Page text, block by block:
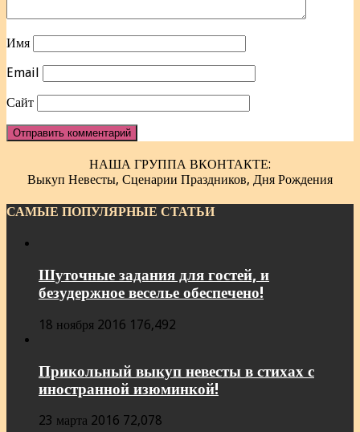
Имя
Email
Сайт
НАША ГРУППА ВКОНТАКТЕ:
Выкуп Невесты, Сценарии Праздников, Дня Рождения
САМЫЕ ПОПУЛЯРНЫЕ СТАТЬИ
Шуточные задания для гостей, и
безудержное веселье обеспечено!
18 ноября 2016 176,492
Прикольный выкуп невесты в стихах с
иностранной изюминкой!
23 марта 2016 72,078